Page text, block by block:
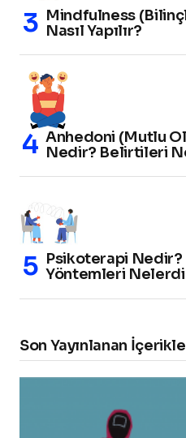
Mindfulness
Nasıl Yapılır?
Anhedoni (Mutlu
Nedir? Belirtileri
Psikoterapi
Yöntemleri
Son Yayınlanan